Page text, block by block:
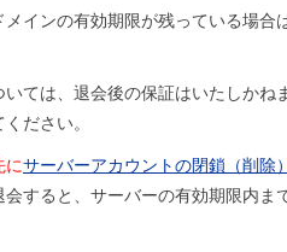
インの有効期限が残っている場合
ては、退会後の保証はいたしかね
ださい。
にサーバーアカウントの閉鎖（削除）
すると、サーバーの有効期限内ま